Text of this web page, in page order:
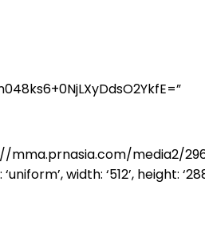
mma.prnasia.com/media2/
width: ‘512’, height: